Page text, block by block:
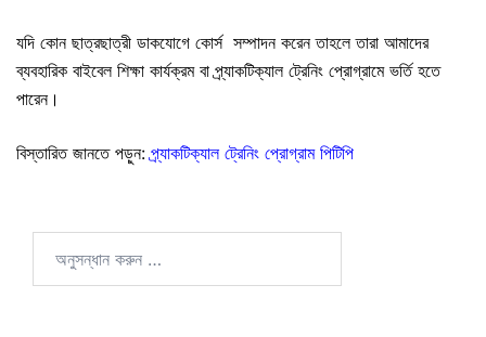
যদি কোন ছাত্রছাত্রী ডাকযোগে কোর্স সম্পাদন করেন তাহলে তারা আমাদের
ব্যবহারিক বাইবেল শিক্ষা কার্যক্রম বা প্র্যাকটিক্যাল ট্রেনিং প্রোগ্রামে ভর্তি হতে
পারেন।
বিস্তারিত জানতে পড়ুন:প্র্যাকটিক্যাল ট্রেনিং প্রোগ্রাম পিটিপি